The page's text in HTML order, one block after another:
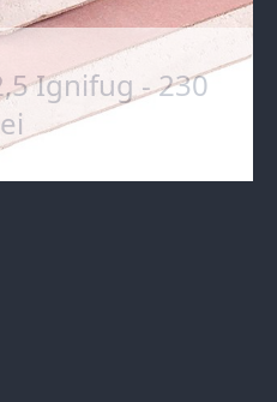
Ignifug - 230